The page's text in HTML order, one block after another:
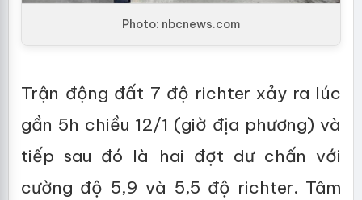
Photo: nbcnews.com
Trận động đất 7 độ richter xảy ra lúc
gần 5h chiều 12/1 (giờ địa phương) và
tiếp sau đó là hai đợt dư chấn với
cường độ 5,9 và 5,5 độ richter. Tâm